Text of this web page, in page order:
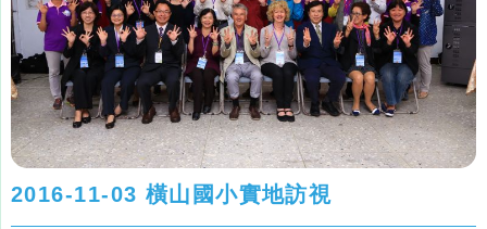
2016-11-03 橫山國小實地訪視